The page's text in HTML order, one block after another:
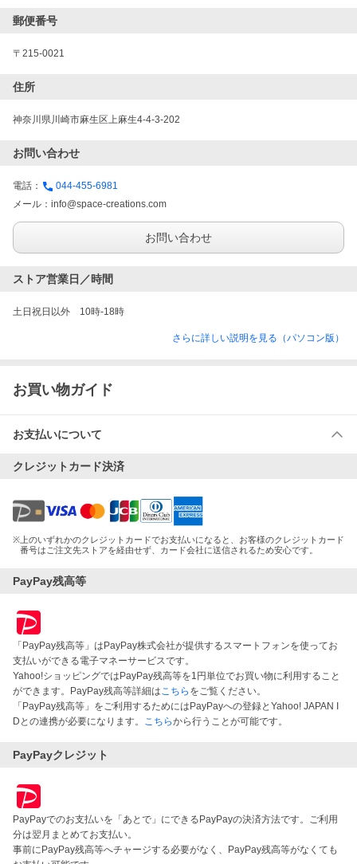
郵便番号
〒215-0021
住所
神奈川県川崎市麻生区上麻生4-4-3-202
お問い合わせ
電話：
044-455-6981
メール： info@space-creations.com
お問い合わせ
ストア営業日／時間
土日祝日以外　10時-18時
さらに詳しい説明を見る（パソコン版）
お買い物ガイド
お支払いについて
クレジットカード決済
※ 上のいずれかのクレジットカードでお支払いになると、お客様のクレジットカード
番号はご注文先ストアを経由せず、カード会社に送信されるため安心です。
PayPay残高等
「PayPay残高等」はPayPay株式会社が提供するスマートフォンを使ってお
支払いができる電子マネーサービスです。
Yahoo!ショッピングではPayPay残高等を1円単位でお買い物に利用すること
ができます。PayPay残高等詳細はこちら をご覧ください。
「PayPay残高等」をご利用するためにはPayPayへの登録とYahoo! JAPAN I
Dとの連携が必要になります。 こちらから行うことが可能です。
PayPayクレジット
PayPayでのお支払いを「あとで」にできるPayPayの決済方法です。ご利用
分は翌月まとめてお支払い。
事前にPayPay残高等へチャージする必要がなく、PayPay残高等がなくても